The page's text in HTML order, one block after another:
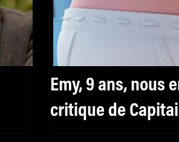
Emy, 9 ans, nous
critique de